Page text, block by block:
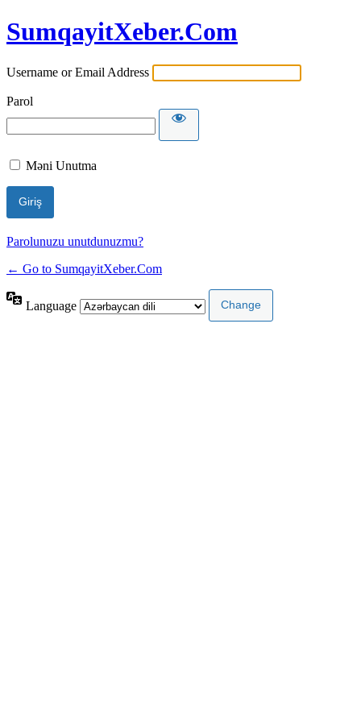
SumqayitXeber.Com
Username or Email Address
Parol
Məni Unutma
Parolunuzu unutdunuzmu?
← Go to SumqayitXeber.Com
Language